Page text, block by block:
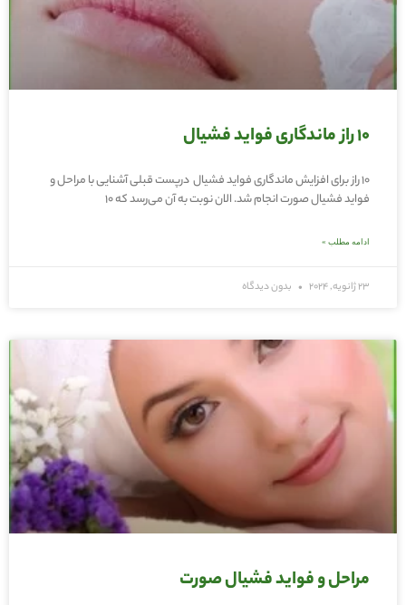
۱۰ راز ماندگاری فواید فشیال
۱۰ راز برای افزایش ماندگاری فواید فشیال درپست قبلی آشنایی با مراحل و
فواید فشیال صورت انجام شد. الان نوبت به آن می‌رسد که ۱۰
ادامه مطلب »
23 ژانویه, 2024 بدون دیدگاه
مراحل و فواید فشیال صورت